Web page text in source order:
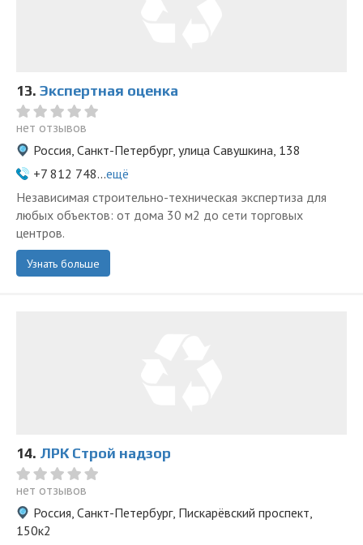
13. Экспертная оценка
нет отзывов
Россия, Санкт-Петербург, улица Савушкина, 138
+7 812 748...ещё
Независимая строительно-техническая экспертиза для
любых объектов: от дома 30 м2 до сети торговых
центров.
Узнать больше
14. ЛРК Строй надзор
нет отзывов
Россия, Санкт-Петербург, Пискарёвский проспект,
150к2